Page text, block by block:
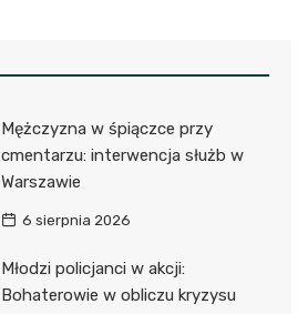
Mężczyzna w śpiączce przy
cmentarzu: interwencja służb w
Warszawie
6 sierpnia 2026
Młodzi policjanci w akcji:
Bohaterowie w obliczu kryzysu